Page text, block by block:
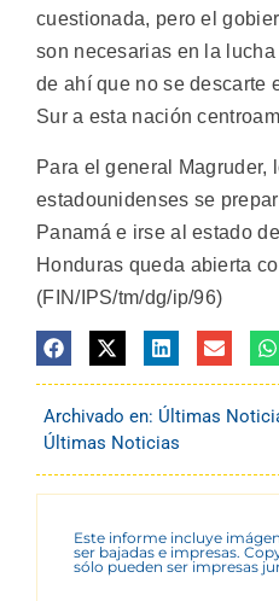
cuestionada, pero el
son necesarias en la
de ahí que no se descarte
Sur a esta nación
Para el general Magruder,
estadounidenses se
Panamá e irse al estado
Honduras queda abierta
(FIN/IPS/tm/dg/ip/96)
Archivado en: Últimas
Últimas Noticias
Este informe incluye
ser bajadas e impresas.
sólo pueden ser impresas